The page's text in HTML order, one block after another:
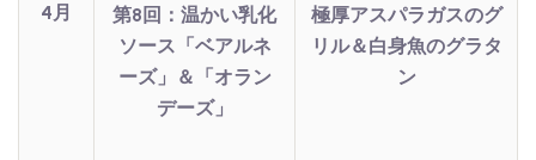
4月
第8回：温かい乳化
ソース「ベアルネ
ーズ」＆「オラン
デーズ」
極厚アスパラガスのグ
リル＆白身魚のグラタ
ン